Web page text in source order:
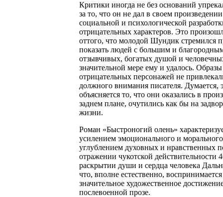
Критики иногда не без оснований
за то, что он не дал в своем
социальной и психологической
отрицательных характеров. Это
оттого, что молодой Шундик стремился
показать людей с большим и
отзывчивых, богатых душой и
значительной мере ему и удалось.
отрицательных персонажей не
должного внимания писателя. Думается,
объясняется то, что они оказались в
заднем плане, очутились как бы на
жизни.
Роман «Быстроногий олень»
усилением эмоционального и
углублением духовных и нравственных
отражении чукотской действительности
раскрытии души и сердца человека
что, вполне естественно,
значительное художественное
послевоенной прозе.